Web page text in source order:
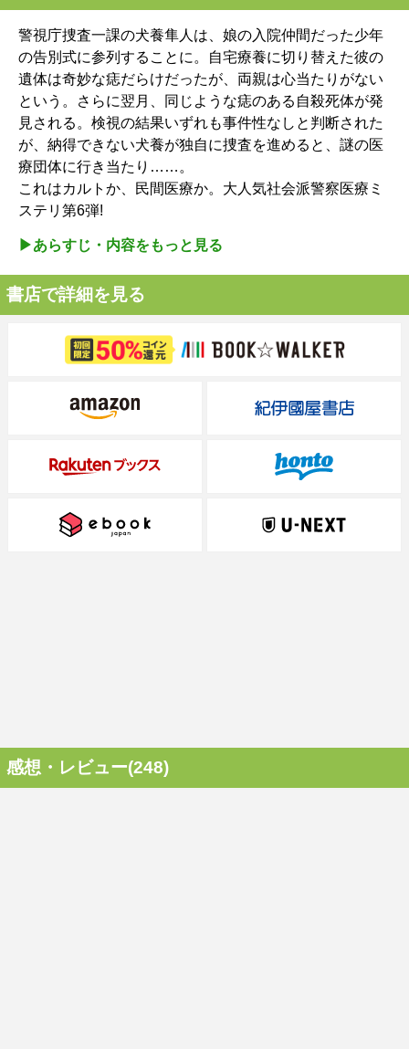
警視庁捜査一課の犬養隼人は、娘の入院仲間だった少年
の告別式に参列することに。自宅療養に切り替えた彼の
遺体は奇妙な痣だらけだったが、両親は心当たりがない
という。さらに翌月、同じような痣のある自殺死体が発
見される。検視の結果いずれも事件性なしと判断された
が、納得できない犬養が独自に捜査を進めると、謎の医
療団体に行き当たり……。
これはカルトか、民間医療か。大人気社会派警察医療ミ
ステリ第6弾!
▶︎あらすじ・内容をもっと見る
書店で詳細を見る
感想・レビュー(248)